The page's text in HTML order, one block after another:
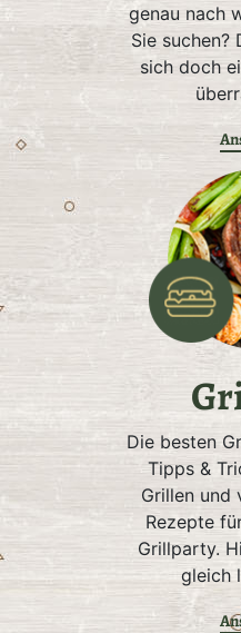
genau nach
Sie suchen?
sich doch
Die besten
Tipps &
Grillen und
Rezepte
Grillparty.
gleich